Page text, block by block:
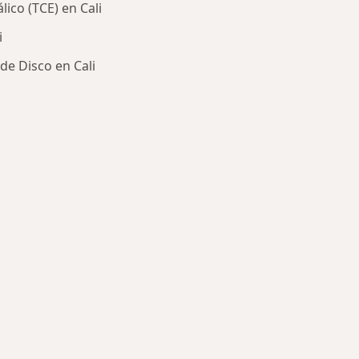
(TCE) en Cali
Disco en Cali
ciudad